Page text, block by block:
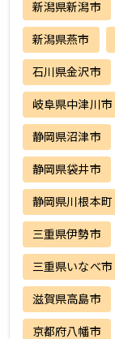
新潟県新潟市
新潟県燕市
石川県金沢市
岐阜県中津川市
静岡県沼津市
静岡県袋井市
静岡県川根本町
三重県伊勢市
三重県いなべ市
滋賀県高島市
京都府八幡市